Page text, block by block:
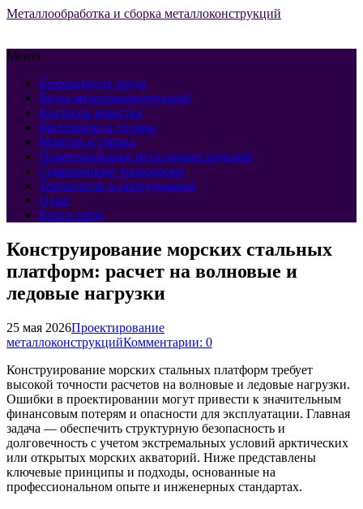
Металлообработка и сборка металлоконструкций
Меню
Безопасность труда
Виды металлоконструкций
Контроль качества
Материалы и сплавы
Монтаж и сборка
Проектирование металлоконструкций
Современные технологии
Технологии и оборудование
О нас
Карта сайта
Конструирование морских стальных
платформ: расчет на волновые и
ледовые нагрузки
25 мая 2026Проектирование
металлоконструкцийКомментарии: 0
Конструирование морских стальных платформ требует
высокой точности расчетов на волновые и ледовые нагрузки.
Ошибки в проектировании могут привести к значительным
финансовым потерям и опасности для эксплуатации. Главная
задача — обеспечить структурную безопасность и
долговечность с учетом экстремальных условий арктических
или открытых морских акваторий. Ниже представлены
ключевые принципы и подходы, основанные на
профессиональном опыте и инженерных стандартах.